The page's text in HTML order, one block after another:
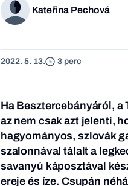
Kateřina Pechová
2022. 5. 13. 3 perc
Ha Besztercebányáról, a
az nem csak azt jelenti,
hagyományos, szlovák
szalonnával tálalt a
savanyú káposztával
ereje és íze. Csupán